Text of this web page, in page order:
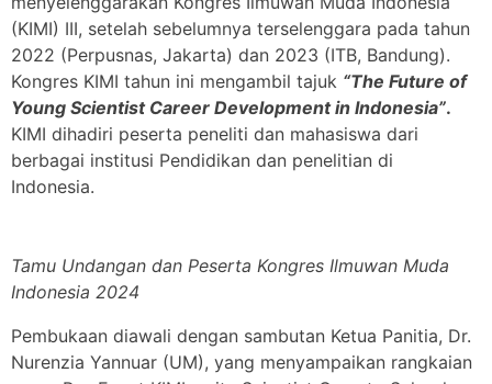
(KIMI) III, setelah sebelumnya terselenggara pada tahun
2022 (Perpusnas, Jakarta) dan 2023 (ITB, Bandung).
Kongres KIMI tahun ini mengambil tajuk “The Future of
Young Scientist Career Development in Indonesia”.
KIMI dihadiri peserta peneliti dan mahasiswa dari
berbagai institusi Pendidikan dan penelitian di
Indonesia.
Tamu Undangan dan Peserta Kongres Ilmuwan Muda
Indonesia 2024
Pembukaan diawali dengan sambutan Ketua Panitia, Dr.
Nurenzia Yannuar (UM), yang menyampaikan rangkaian